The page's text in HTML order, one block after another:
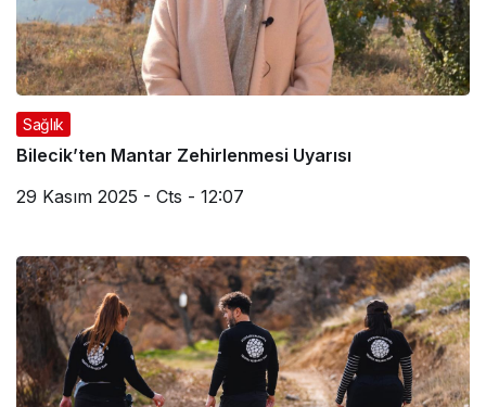
Sağlık
Bilecik’ten Mantar Zehirlenmesi Uyarısı
29 Kasım 2025 - Cts - 12:07